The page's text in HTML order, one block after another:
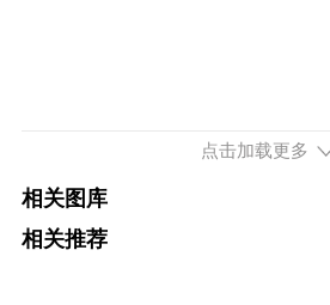
点击加载更多
相关图库
相关推荐